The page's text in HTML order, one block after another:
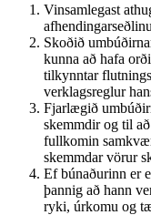
Vinsamlegast
Skoðið
kunna að hafa
tilkynntar
verklagsreglur
Fjarlægið
skemmdir og til
fullkomin
skemmdar vörur
Ef búnaðurinn er
þannig að hann
ryki, úrkomu og